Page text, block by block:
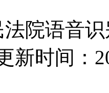
院语音
时间：